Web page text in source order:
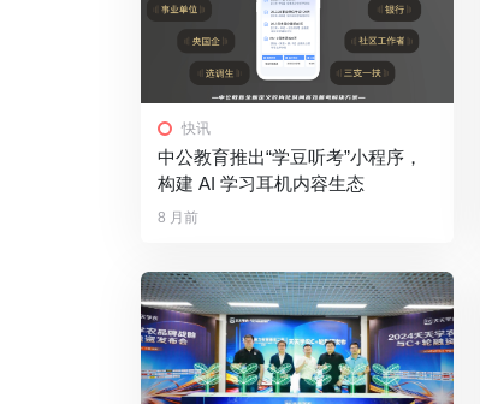
快讯
中公教育推出“学豆听考”小程序，
构建 AI 学习耳机内容生态
8 月前